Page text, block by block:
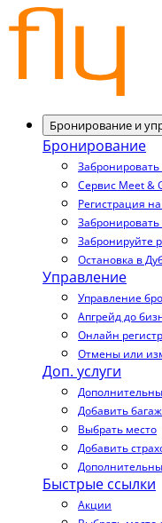
Бронирование и
Бронирование
Забронировать
Сервис Meet &
Регистрация
Забронируйте
Остановка в
Управление
Управление
Апгрейд до
Онлайн
Отмены или
Доп. услуги
Добавить багаж
Выбрать место
Добавить
Быстрые ссылки
Акции